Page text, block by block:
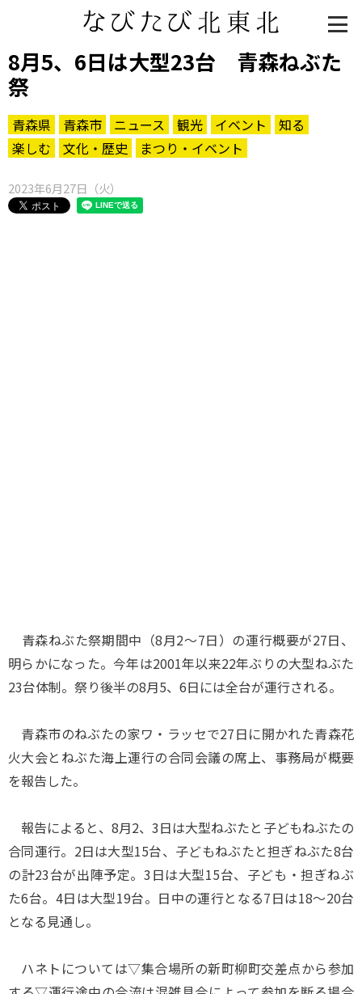
8月5、6日は大型23台 青森ねぶた
祭
青森県 青森市 ニュース 観光 イベント
知る
楽しむ
文化・歴史 まつり・イベント
2023年6月27日（火）
青森ねぶた祭期間中（8月2～7日）の運行概要が27日、
明らかになった。今年は2001年以来22年ぶりの大型ねぶた
23台体制。祭り後半の8月5、6日には全台が運行される。
青森市のねぶたの家ワ・ラッセで27日に開かれた青森花
火大会とねぶた海上運行の合同会議の席上、事務局が概要
を報告した。
報告によると、8月2、3日は大型ねぶたと子どもねぶたの
合同運行。2日は大型15台、子どもねぶたと担ぎねぶた8台
の計23台が出陣予定。3日は大型15台、子ども・担ぎねぶ
た6台。4日は大型19台。日中の運行となる7日は18～20台
となる見通し。
ハネトについては▽集合場所の新町柳町交差点から参加